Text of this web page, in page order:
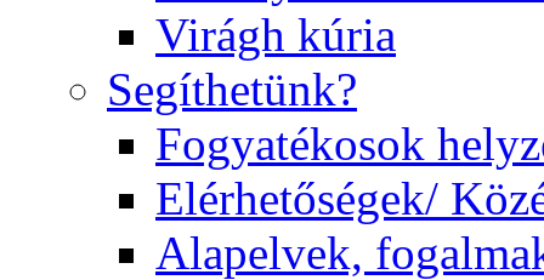
Virágh kúria
Segíthetünk?
Fogyatékosok
Elérhetőségek/
Alapelvek,